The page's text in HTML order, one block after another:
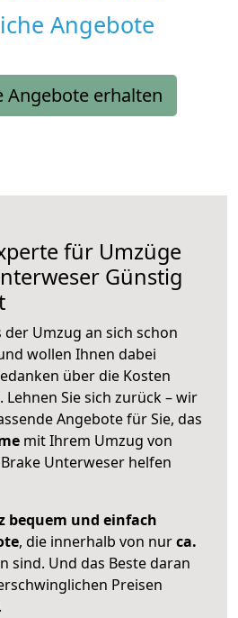
Angebote
Angebote erhalten
für Umzüge
Günstig
Umzug an sich schon
wollen Ihnen dabei
über die Kosten
Lehnen Sie sich zurück – wir
Angebote für Sie, das
mit Ihrem Umzug von
Unterweser helfen
bequem und einfach
, die innerhalb von nurca.
sind. Und das Beste daran
Preisen